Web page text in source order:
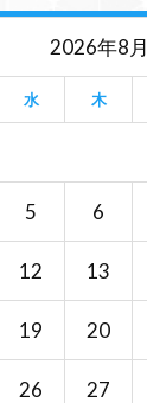
2026年8月
水 木
5 6
12 13
19 20
26 27